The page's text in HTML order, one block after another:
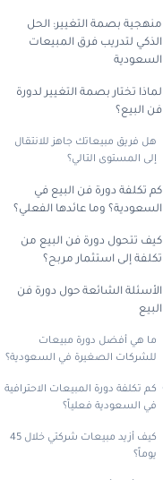
منهجية بصمة التغيير: الحل
الذكي لتدريب فرق المبيعات
السعودية
لماذا تختار بصمة التغيير لدورة
فن البيع؟
هل فريق مبيعاتك جاهز للانتقال
إلى المستوى التالي؟
كم تكلفة دورة فن البيع في
السعودية؟ وما عائدها الفعلي؟
كيف تتحول دورة فن البيع من
تكلفة إلى استثمار مربح؟
الأسئلة الشائعة حول دورة فن
البيع
ما هي أفضل دورة مبيعات
للشركات الصغيرة في السعودية؟
كم تكلفة دورة المبيعات الاحترافية
في السعودية فعلياً؟
كيف أزيد مبيعات شركتي خلال 45
يوماً؟